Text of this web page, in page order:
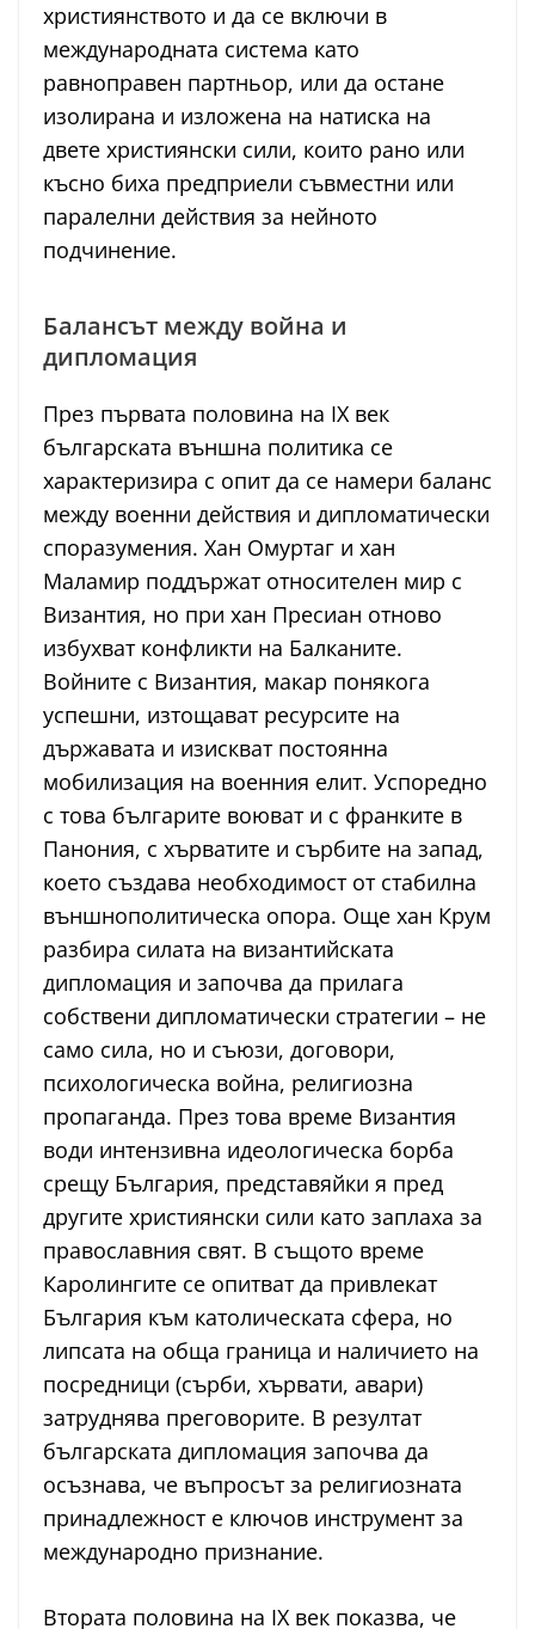
християнството и да се включи в
международната система като
равноправен партньор, или да остане
изолирана и изложена на натиска на
двете християнски сили, които рано или
късно биха предприели съвместни или
паралелни действия за нейното
подчинение.
Балансът между война и
дипломация
През първата половина на IX век
българската външна политика се
характеризира с опит да се намери баланс
между военни действия и дипломатически
споразумения. Хан Омуртаг и хан
Маламир поддържат относителен мир с
Византия, но при хан Пресиан отново
избухват конфликти на Балканите.
Войните с Византия, макар понякога
успешни, изтощават ресурсите на
държавата и изискват постоянна
мобилизация на военния елит. Успоредно
с това българите воюват и с франките в
Панония, с хърватите и сърбите на запад,
което създава необходимост от стабилна
външнополитическа опора. Още хан Крум
разбира силата на византийската
дипломация и започва да прилага
собствени дипломатически стратегии – не
само сила, но и съюзи, договори,
психологическа война, религиозна
пропаганда. През това време Византия
води интензивна идеологическа борба
срещу България, представяйки я пред
другите християнски сили като заплаха за
православния свят. В същото време
Каролингите се опитват да привлекат
България към католическата сфера, но
липсата на обща граница и наличието на
посредници (сърби, хървати, авари)
затруднява преговорите. В резултат
българската дипломация започва да
осъзнава, че въпросът за религиозната
принадлежност е ключов инструмент за
международно признание.
Втората половина на IX век показва, че